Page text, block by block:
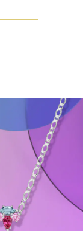
下，Winston